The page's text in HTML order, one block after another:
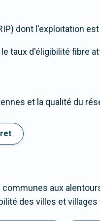
dont l'exploitation
taux d'éligibilité fibre
et la qualité du
aux
des villes et